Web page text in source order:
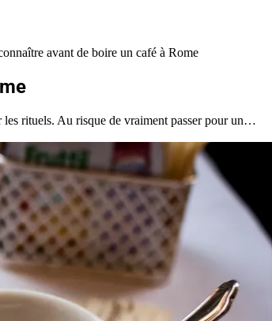
avant de boire un café à Rome
les rituels. Au risque de vraiment passer pour un…